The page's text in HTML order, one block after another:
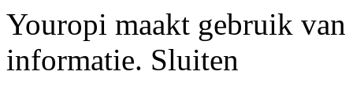
Youropi maakt gebruik
informatie. Sluiten